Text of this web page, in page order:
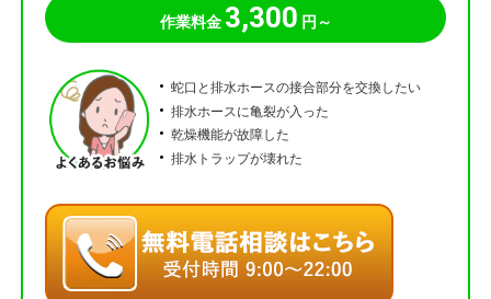
作業料金 3,300 円～
蛇口と排水ホースの接合部分を交換したい
排水ホースに亀裂が入った
乾燥機能が故障した
排水トラップが壊れた